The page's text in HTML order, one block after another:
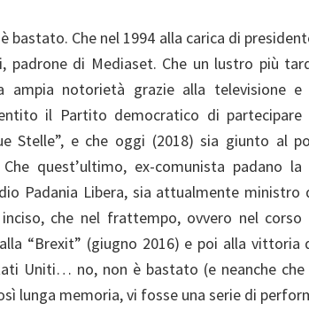
bastato. Che nel 1994 alla carica di
padrone di Mediaset. Che un lustro più
ampia notorietà grazie alla televisione
il Partito democratico di partecipare
Stelle”, e che oggi (2018) sia giunto al
Che quest’ultimo, ex-comunista padano
Padania Libera, sia attualmente
che nel frattempo, ovvero nel
“Brexit” (giugno 2016) e poi alla vittoria
Uniti… no, non è bastato (e neanche che
lunga memoria, vi fosse una serie di